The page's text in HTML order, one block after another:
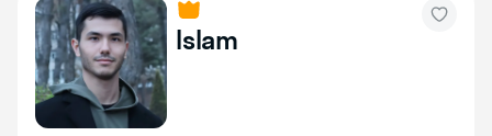
Islam